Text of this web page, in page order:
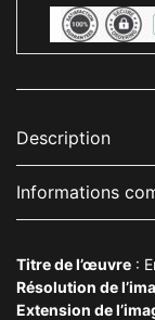
Description
Informations
Titre de l’œuvre :
Résolution de
Extension de